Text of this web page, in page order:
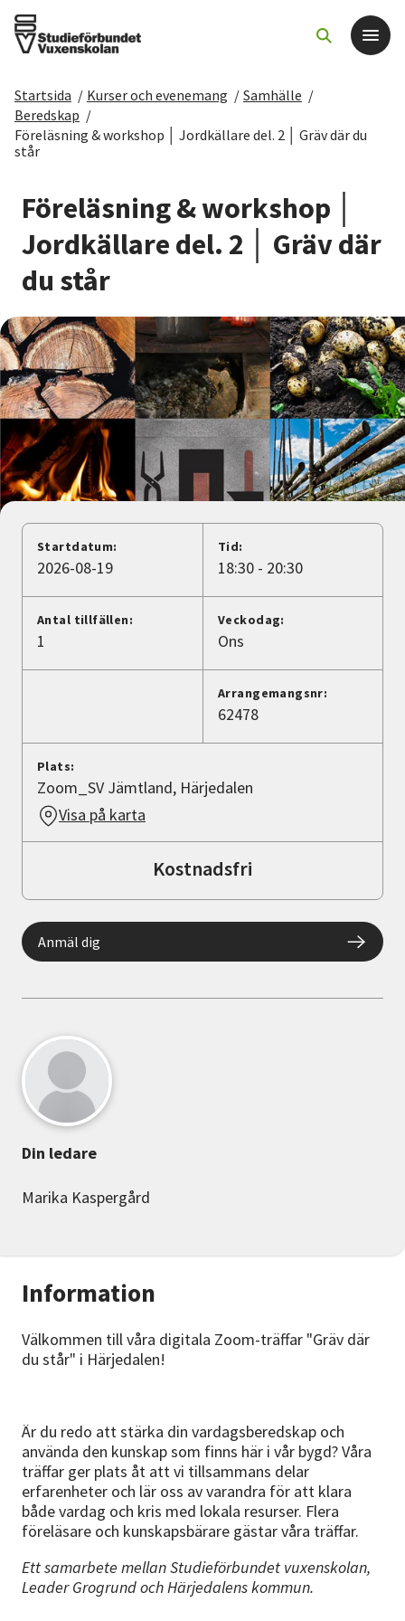
Det här gör vi
Sök kurser och evenemang
Om SV
Starta studiecirkel
Cirkelledare
Nyheter
Avdelningar
Lyssna
Startsida / Kurser och evenemang / Samhälle /
Beredskap /
Föreläsning & workshop │ Jordkällare del. 2 │ Gräv där du
står
Föreläsning & workshop │
Jordkällare del. 2 │ Gräv där
du står
Information
Välkommen till våra digitala Zoom-träffar "Gräv där
du står" i Härjedalen!
Är du redo att stärka din vardagsberedskap och
använda den kunskap som finns här i vår bygd? Våra
träffar ger plats åt att vi tillsammans delar
erfarenheter och lär oss av varandra för att klara
både vardag och kris med lokala resurser. Flera
föreläsare och kunskapsbärare gästar våra träffar.
Ett samarbete mellan Studieförbundet vuxenskolan,
Leader Grogrund och Härjedalens kommun.
Startdatum:
2026-08-19
Tid:
18:30 - 20:30
Antal tillfällen:
1
Veckodag:
Ons
Arrangemangsnr:
62478
Plats:
Zoom_SV Jämtland, Härjedalen
Visa på karta
Kostnadsfri
Anmäl dig
Din ledare
Marika Kaspergård